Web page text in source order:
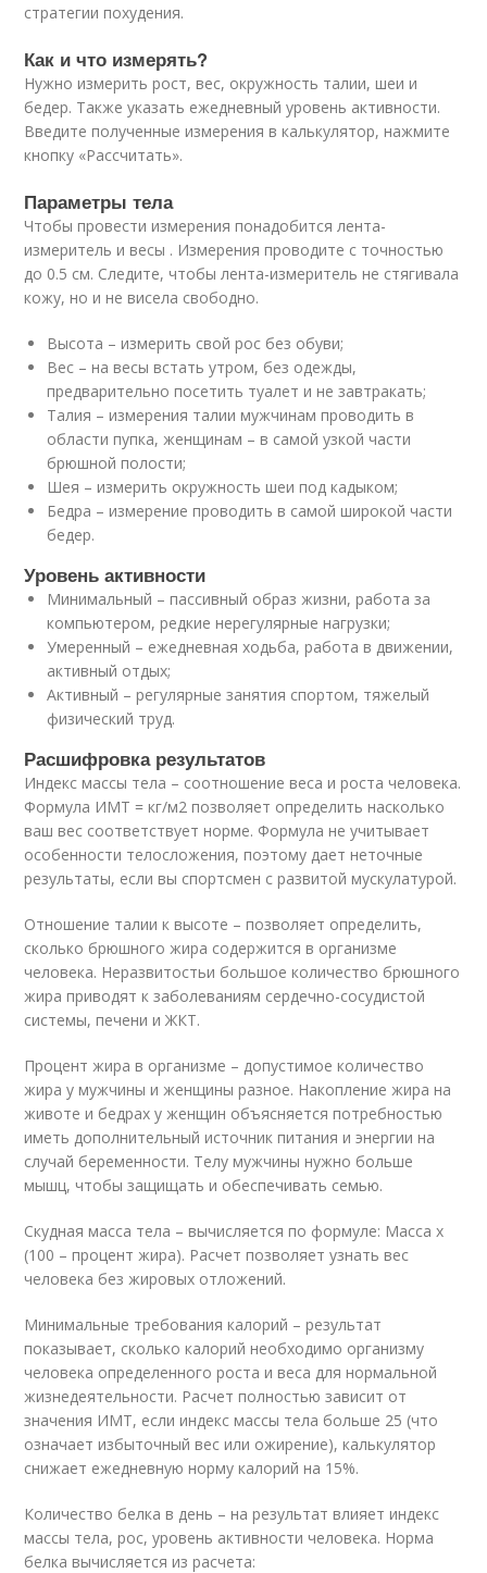
стратегии похудения.
Как и что измерять?
Нужно измерить рост, вес, окружность талии, шеи и
бедер. Также указать ежедневный уровень активности.
Введите полученные измерения в калькулятор, нажмите
кнопку «Рассчитать».
Параметры тела
Чтобы провести измерения понадобится лента-
измеритель и весы . Измерения проводите с точностью
до 0.5 см. Следите, чтобы лента-измеритель не стягивала
кожу, но и не висела свободно.
Высота – измерить свой рос без обуви;
Вес – на весы встать утром, без одежды,
предварительно посетить туалет и не завтракать;
Талия – измерения талии мужчинам проводить в
области пупка, женщинам – в самой узкой части
брюшной полости;
Шея – измерить окружность шеи под кадыком;
Бедра – измерение проводить в самой широкой части
бедер.
Уровень активности
Минимальный – пассивный образ жизни, работа за
компьютером, редкие нерегулярные нагрузки;
Умеренный – ежедневная ходьба, работа в движении,
активный отдых;
Активный – регулярные занятия спортом, тяжелый
физический труд.
Расшифровка результатов
Индекс массы тела – соотношение веса и роста человека.
Формула ИМТ = кг/м2 позволяет определить насколько
ваш вес соответствует норме. Формула не учитывает
особенности телосложения, поэтому дает неточные
результаты, если вы спортсмен с развитой мускулатурой.
Отношение талии к высоте – позволяет определить,
сколько брюшного жира содержится в организме
человека. Неразвитостьи большое количество брюшного
жира приводят к заболеваниям сердечно-сосудистой
системы, печени и ЖКТ.
Процент жира в организме – допустимое количество
жира у мужчины и женщины разное. Накопление жира на
животе и бедрах у женщин объясняется потребностью
иметь дополнительный источник питания и энергии на
случай беременности. Телу мужчины нужно больше
мышц, чтобы защищать и обеспечивать семью.
Скудная масса тела – вычисляется по формуле: Масса х
(100 – процент жира). Расчет позволяет узнать вес
человека без жировых отложений.
Минимальные требования калорий – результат
показывает, сколько калорий необходимо организму
человека определенного роста и веса для нормальной
жизнедеятельности. Расчет полностью зависит от
значения ИМТ, если индекс массы тела больше 25 (что
означает избыточный вес или ожирение), калькулятор
снижает ежедневную норму калорий на 15%.
Количество белка в день – на результат влияет индекс
массы тела, рос, уровень активности человека. Норма
белка вычисляется из расчета: